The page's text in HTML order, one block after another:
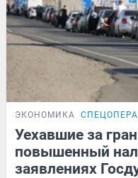
ЭКОНОМИКА
Уехавшие за
повышенный
заявлениях